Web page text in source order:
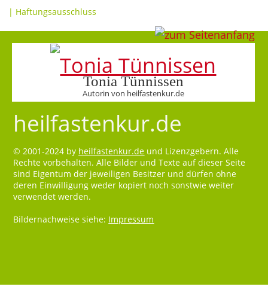
| Haftungsausschluss
Tonia Tünnissen
Autorin von heilfastenkur.de
heilfastenkur.de
© 2001-2024 by heilfastenkur.de und Lizenzgebern. Alle
Rechte vorbehalten. Alle Bilder und Texte auf dieser Seite
sind Eigentum der jeweiligen Besitzer und dürfen ohne
deren Einwilligung weder kopiert noch sonstwie weiter
verwendet werden.
Bildernachweise siehe: Impressum